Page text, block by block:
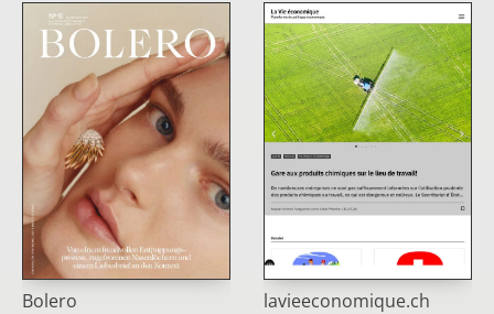
Bolero lavieeconomique.ch